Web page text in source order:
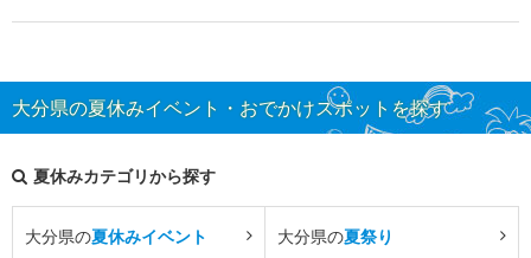
大分県の夏休みイベント・おでかけスポットを探す
夏休みカテゴリから探す
大分県の夏休みイベント 大分県の夏祭り